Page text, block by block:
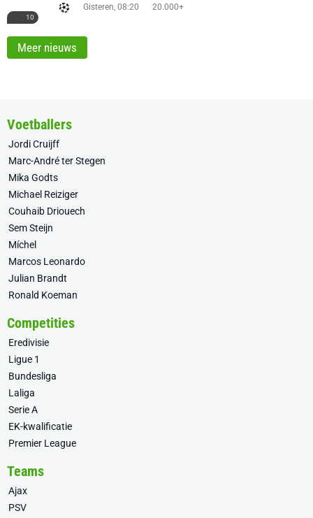
10
Gisteren, 08:20 20.000+
Meer nieuws
Voetballers
Jordi Cruijff
Marc-André ter Stegen
Mika Godts
Michael Reiziger
Couhaib Driouech
Sem Steijn
Míchel
Marcos Leonardo
Julian Brandt
Ronald Koeman
Competities
Eredivisie
Ligue 1
Bundesliga
Laliga
Serie A
EK-kwalificatie
Premier League
Teams
Ajax
PSV